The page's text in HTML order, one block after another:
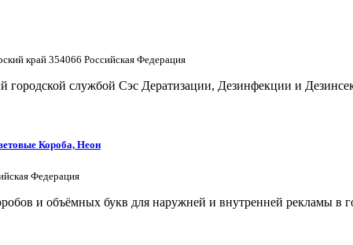
край 354066 Российская Федерация
городской службой Сэс Дератизации, Дезинфекции и
Короба, Неон
Федерация
и объёмных букв для наружней и внутренней рекламы в